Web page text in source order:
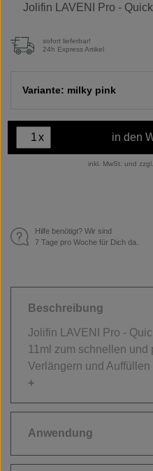
Jolifin LAVENI Pro -
sofort lieferbar!
24h Express Artikel
Variante: milky pink
x in den
inkl. MwSt. und zzgl.
Hilfe benötigt? Wir sind
7 Tage pro Woche für Dich da.
Beschreibung
Jolifin LAVENI Pro -
11ml zum schnellen und
Verlängern und
Anwendung